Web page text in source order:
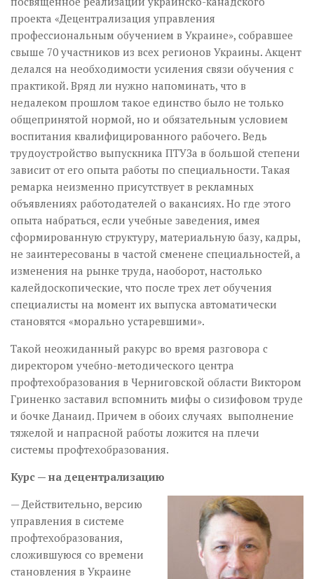
проекта «Децентрализация управления
профессиональным обу­чением в Украине», собравшее
свыше 70 участников из всех регионов Украины. Акцент
делался на необходимости усиления связи обучения с
практикой. Вряд ли нужно напоминать, что в
недалеком прошлом такое единство было не только
общепринятой нормой, но и обязательным условием
воспитания квалифицированного рабочего. Ведь
трудоустройство выпускника ПТУЗа в большой степени
зависит от его опыта работы по специальности. Такая
ремарка неизменно присутствует в рекламных
объявлениях работодателей о вакансиях. Но где этого
опыта набраться, если учебные заведения, имея
сформированную структуру, материальную базу, кадры,
не заинтересованы в частой сменене специальностей, а
изменения на рынке труда, наоборот, настолько
калейдоскопические, что после трех лет обучения
специалисты на момент их выпуска автоматически
становятся «морально устаревшими».
Такой неожиданный ракурс во время разговора с
директором учебно-методического центра
профтехобразования в Черниговской области Виктором
Гриненко заставил вспомнить мифы о сизифовом труде
и бочке Данаид. Причем в обоих случаях выполнение
тяжелой и напрасной работы ложится на плечи
системы профтехобразования.
Курс — на децентрализацию
— Действительно, версию
управления в системе
профтехобразования,
сложившуюся со времени
становления в Украине